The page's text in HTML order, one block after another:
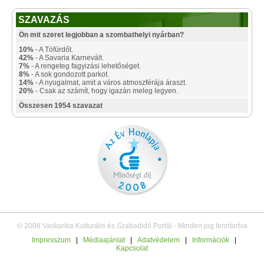
SZAVAZÁS
Ön mit szeret legjobban a szombathelyi nyárban?
10% - A Tófürdőt.
42% - A Savaria Karnevált.
7% - A rengeteg fagyizási lehetőséget.
8% - A sok gondozott parkot.
14% - A nyugalmat, amit a város atmoszférája áraszt.
20% - Csak az számít, hogy igazán meleg legyen.
Összesen 1954 szavazat
© 2008 Vaskarika Kulturális és Szabadidő Portál - Minden jog fenntartva
Impresszum
Médiaajánlat Adatvédelem Információk
Kapcsolat